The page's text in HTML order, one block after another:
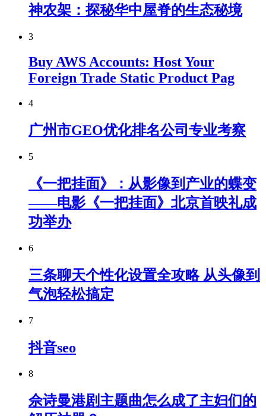
神农架：探秘华中屋脊的生态秘境
3
Buy AWS Accounts: Host Your
Foreign Trade Static Product Pag
4
广州市GEO优化排名公司专业考察
5
《一把挂面》：从影像到产业的蝶变
——电影《一把挂面》北京首映礼成
功举办
6
三条聊天个性化设置全攻略 从头像到
气泡轻松搞定
7
抖音seo
8
佘诗曼港剧主题曲怎么成了主妇们的